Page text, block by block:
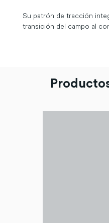
Su patrón de tracción
transición del campo al